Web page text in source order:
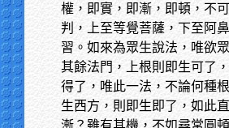
權，即實，即漸，即頓，不
判，上至等覺菩薩，下至阿
習。如來為眾生說法，唯欲
其餘法門，上根則即生可了
得了，唯此一法，不論何種
生西方，則即生即了，如此
漸？雖有其機，不如尋常圓